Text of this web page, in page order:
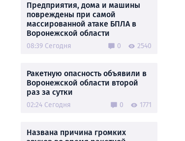
Предприятия, дома и машины
повреждены при самой
массированной атаке БПЛА в
Воронежской области
08:39 Сегодня 0 2540
Ракетную опасность объявили в
Воронежской области второй
раз за сутки
02:24 Сегодня 0 1771
Названа причина громких